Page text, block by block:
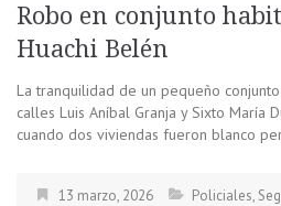
Robo en conjunto
Huachi Belén
La tranquilidad de un pequeño
calles Luis Aníbal Granja y Sixto María
cuando dos viviendas fueron blanco
13 marzo, 2026 Policiales,